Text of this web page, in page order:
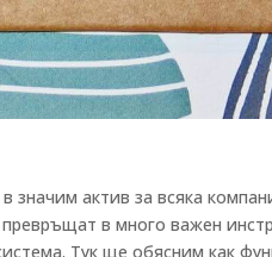
актив за всяка
в много важен
Тук ще обясним как